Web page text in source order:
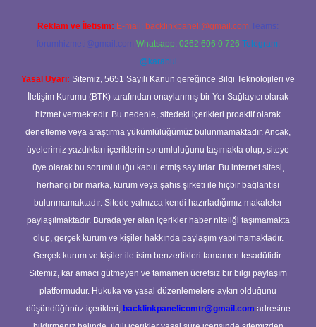
Reklam ve İletişim: E-mail: backlinkpaneli@gmail.com Teams:
forumhizmeti@gmail.com Whatsapp: 0262 606 0 726 Telegram:
@karabul
Yasal Uyarı: Sitemiz, 5651 Sayılı Kanun gereğince Bilgi Teknolojileri ve
İletişim Kurumu (BTK) tarafından onaylanmış bir Yer Sağlayıcı olarak
hizmet vermektedir. Bu nedenle, sitedeki içerikleri proaktif olarak
denetleme veya araştırma yükümlülüğümüz bulunmamaktadır. Ancak,
üyelerimiz yazdıkları içeriklerin sorumluluğunu taşımakta olup, siteye
üye olarak bu sorumluluğu kabul etmiş sayılırlar. Bu internet sitesi,
herhangi bir marka, kurum veya şahıs şirketi ile hiçbir bağlantısı
bulunmamaktadır. Sitede yalnızca kendi hazırladığımız makaleler
paylaşılmaktadır. Burada yer alan içerikler haber niteliği taşımamakta
olup, gerçek kurum ve kişiler hakkında paylaşım yapılmamaktadır.
Gerçek kurum ve kişiler ile isim benzerlikleri tamamen tesadüfidir.
Sitemiz, kar amacı gütmeyen ve tamamen ücretsiz bir bilgi paylaşım
platformudur. Hukuka ve yasal düzenlemelere aykırı olduğunu
düşündüğünüz içerikleri, backlinkpanelicomtr@gmail.com adresine